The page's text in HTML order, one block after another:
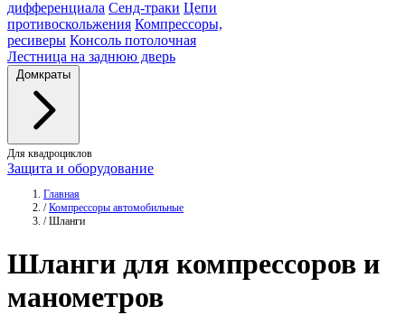
дифференциала Сенд-траки Цепи
противоскольжения Компрессоры,
ресиверы Консоль потолочная
Лестница на заднюю дверь
Домкраты
Для квадроциклов
Защита и оборудование
Главная
/ Компрессоры автомобильные
/ Шланги
Шланги для компрессоров и
манометров